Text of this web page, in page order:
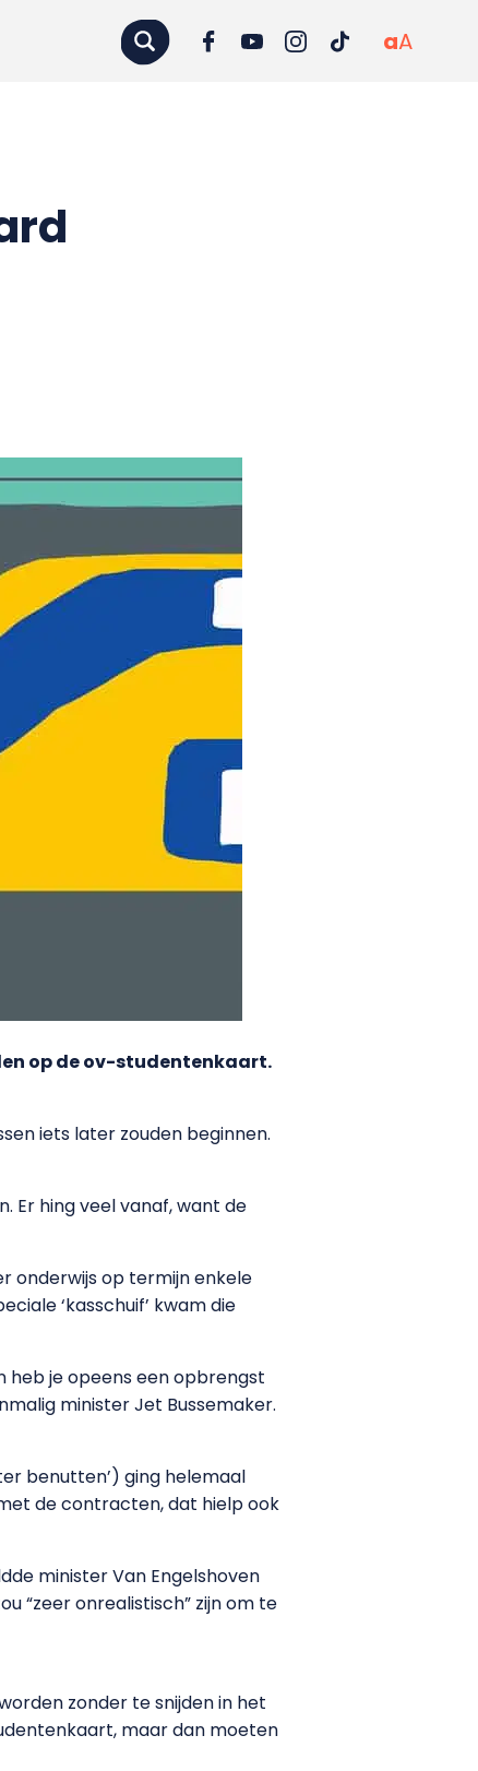
aA
op de ov-studentenkaart.
iets later zouden beginnen.
Er hing veel vanaf, want de
onderwijs op termijn enkele
‘kasschuif’ kwam die
heb je opeens een opbrengst
minister Jet Bussemaker.
benutten’) ging helemaal
de contracten, dat hielp ook
minister Van Engelshoven
“zeer onrealistisch” zijn om te
zonder te snijden in het
maar dan moeten